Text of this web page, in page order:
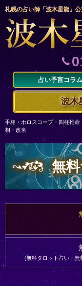
札幌の占い師「波木星龍」
占い予言コラム
波木
手相・ホロスコープ・四柱推
相・改名
無
無料タロット占い・無